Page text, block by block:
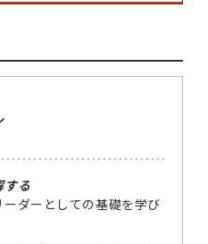
する
ダーとしての基礎を学び